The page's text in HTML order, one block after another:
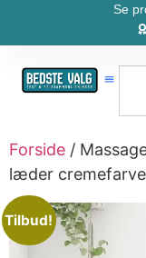
Se
Forside /
læder
Tilbud!